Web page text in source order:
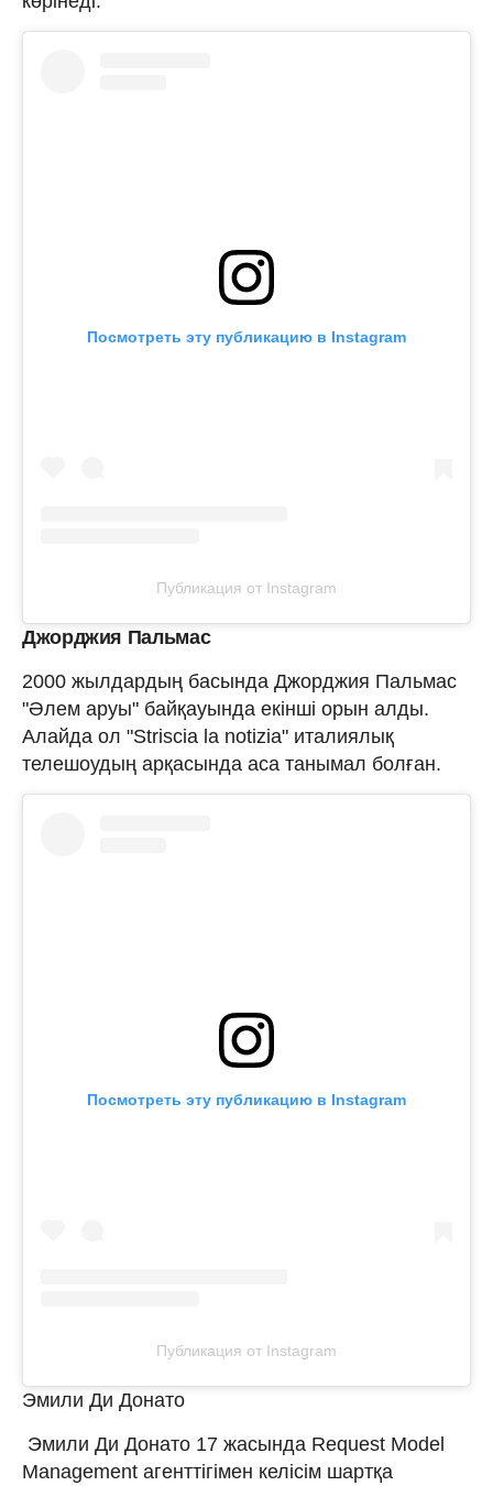
Посмотреть эту публикацию в Instagram
Публикация от Instagram
Джорджия Пальмас
2000 жылдардың басында Джорджия Пальмас
"Әлем аруы" байқауында екінші орын алды.
Алайда ол "Striscia la notizia" италиялық
телешоудың арқасында аса танымал болған.
Посмотреть эту публикацию в Instagram
Публикация от Instagram
Эмили Ди Донато
Эмили Ди Донато 17 жасында Request Model
Management агенттігімен келісім шартқа